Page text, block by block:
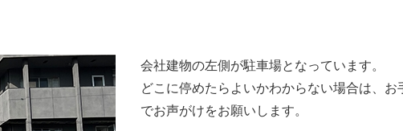
会社建物の左側が駐車場となっています。
どこに停めたらよいかわからない場合は、お
でお声がけをお願いします。